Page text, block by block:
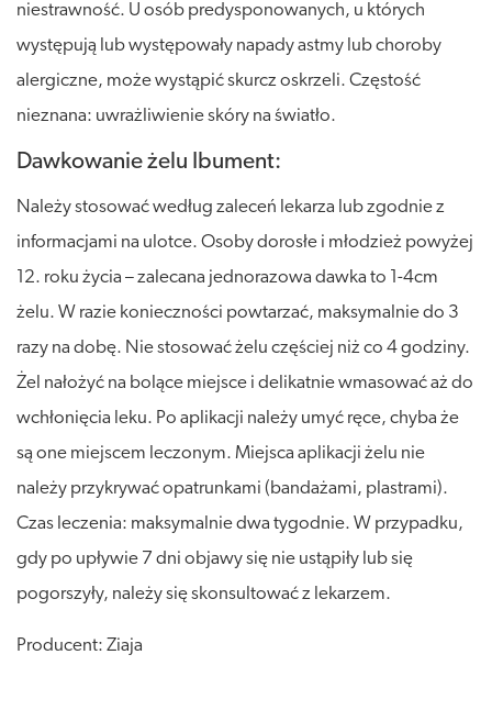
niestrawność. U osób predysponowanych, u których
występują lub występowały napady astmy lub choroby
alergiczne, może wystąpić skurcz oskrzeli. Częstość
nieznana: uwrażliwienie skóry na światło.
Dawkowanie żelu Ibument:
Należy stosować według zaleceń lekarza lub zgodnie z
informacjami na ulotce. Osoby dorosłe i młodzież powyżej
12. roku życia – zalecana jednorazowa dawka to 1-4cm
żelu. W razie konieczności powtarzać, maksymalnie do 3
razy na dobę. Nie stosować żelu częściej niż co 4 godziny.
Żel nałożyć na bolące miejsce i delikatnie wmasować aż do
wchłonięcia leku. Po aplikacji należy umyć ręce, chyba że
są one miejscem leczonym. Miejsca aplikacji żelu nie
należy przykrywać opatrunkami (bandażami, plastrami).
Czas leczenia: maksymalnie dwa tygodnie. W przypadku,
gdy po upływie 7 dni objawy się nie ustąpiły lub się
pogorszyły, należy się skonsultować z lekarzem.
Producent: Ziaja